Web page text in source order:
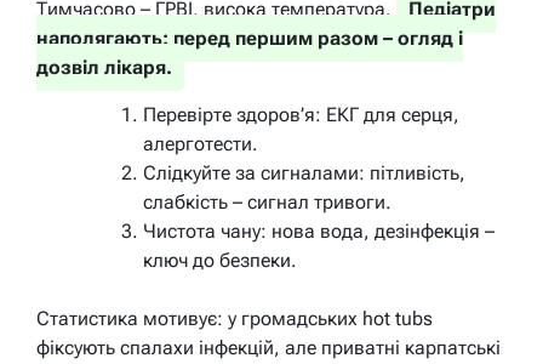
Тимчасово – ГРВІ, висока температура. Педіатри
наполягають: перед першим разом – огляд і
дозвіл лікаря.
Перевірте здоров’я: ЕКГ для серця,
алерготести.
Слідкуйте за сигналами: пітливість,
слабкість – сигнал тривоги.
Чистота чану: нова вода, дезінфекція –
ключ до безпеки.
Статистика мотивує: у громадських hot tubs
фіксують спалахи інфекцій, але приватні карпатські